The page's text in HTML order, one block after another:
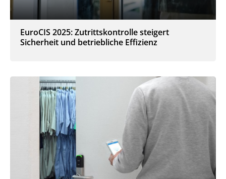
EuroCIS 2025: Zutrittskontrolle steigert
Sicherheit und betriebliche Effizienz